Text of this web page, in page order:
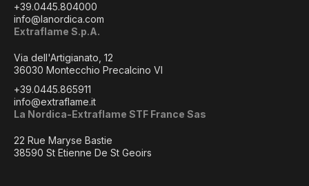
+39.0445.804000
info@lanordica.com
Extraflame S.p.A.
Via dell'Artigianato, 12
36030 Montecchio Precalcino VI
+39.0445.865911
info@extraflame.it
La Nordica-Extraflame STF France Sas
22 Rue Maryse Bastie
38590 St Etienne De St Geoirs